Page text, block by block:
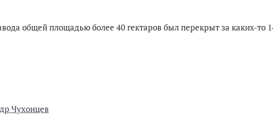
общей площадью более 40 гектаров был перекрыт за каких-то
Чухонцев